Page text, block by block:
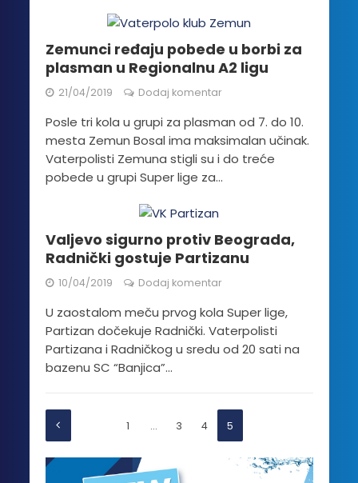
Zemunci ređaju pobede u borbi za
plasman u Regionalnu A2 ligu
21/04/2019 Dodaj komentar
Posle tri kola u grupi za plasman od 7. do 10.
mesta Zemun Bosal ima maksimalan učinak.
Vaterpolisti Zemuna stigli su i do treće
pobede u grupi Super lige za...
Valjevo sigurno protiv Beograda,
Radnički gostuje Partizanu
10/04/2019 Dodaj komentar
U zaostalom meču prvog kola Super lige,
Partizan dočekuje Radnički. Vaterpolisti
Partizana i Radničkog u sredu od 20 sati na
bazenu SC “Banjica”...
1 … 3 4 5